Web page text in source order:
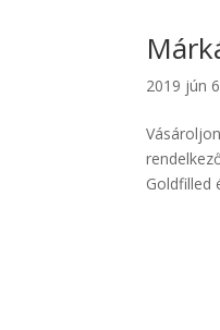
2019 jún
Goldfilled